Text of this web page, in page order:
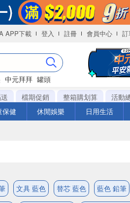
APP下載 登入 註冊 會員中心
中元拜拜 罐頭
檔期促銷 整箱購划算 活動
保健 休閒娛樂 日用生活
文具 藍色 替芯 藍色 藍色 鉛筆